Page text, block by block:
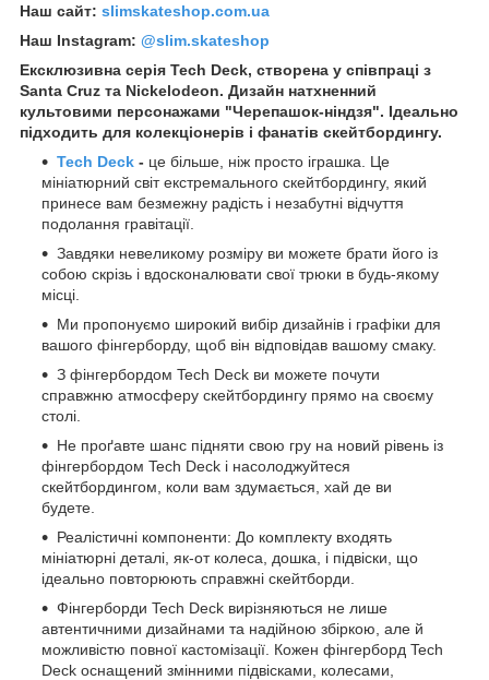
Наш сайт: slimskateshop.com.ua
Наш Instagram: @slim.skateshop
Ексклюзивна серія Tech Deck, створена у співпраці з
Santa Cruz та Nickelodeon. Дизайн натхненний
культовими персонажами "Черепашок-ніндзя". Ідеально
підходить для колекціонерів і фанатів скейтбордингу.
Tech Deck - це більше, ніж просто іграшка. Це
мініатюрний світ екстремального скейтбордингу, який
принесе вам безмежну радість і незабутні відчуття
подолання гравітації.
Завдяки невеликому розміру ви можете брати його із
собою скрізь і вдосконалювати свої трюки в будь-якому
місці.
Ми пропонуємо широкий вибір дизайнів і графіки для
вашого фінгерборду, щоб він відповідав вашому смаку.
З фінгербордом Tech Deck ви можете почути
справжню атмосферу скейтбордингу прямо на своєму
столі.
Не проґавте шанс підняти свою гру на новий рівень із
фінгербордом Tech Deck і насолоджуйтеся
скейтбордингом, коли вам здумається, хай де ви
будете.
Реалістичні компоненти: До комплекту входять
мініатюрні деталі, як-от колеса, дошка, і підвіски, що
ідеально повторюють справжні скейтборди.
Фінгерборди Tech Deck вирізняються не лише
автентичними дизайнами та надійною збіркою, але й
можливістю повної кастомізації. Кожен фінгерборд Tech
Deck оснащений змінними підвісками, колесами,